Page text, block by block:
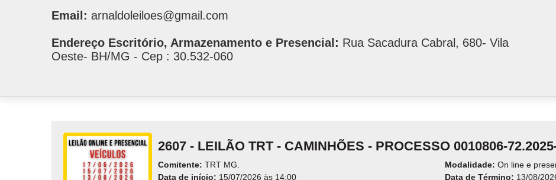
Email: arnaldoleiloes@gmail.com
Endereço Escritório, Armazenamento e Presencial: Rua Sacadura Cabral, 680- Vila
Oeste- BH/MG - Cep : 30.532-060
2607 - LEILÃO TRT - CAMINHÕES - PROCESSO 0010806-
Comitente: TRT MG.
Data de início: 15/07/2026 às 14:00
Modalidade: On line e
Data de Término: 13/08/